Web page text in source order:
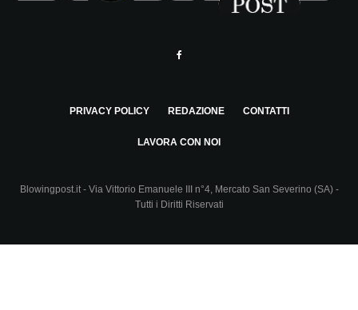
PRIVACY POLICY REDAZIONE CONTATTI
LAVORA CON NOI
Blowingpost.it - Via Vittorio Emanuele III n°4, Mercato San Severino (SA) -
Tutti i Diritti Riservati